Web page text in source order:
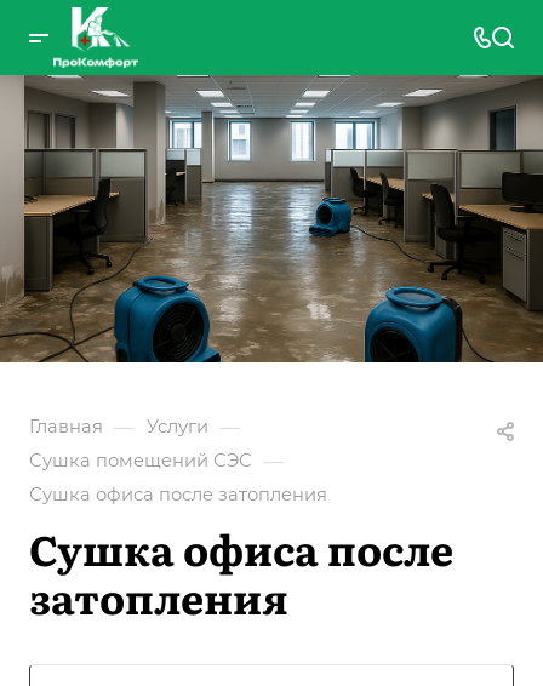
Главная — Услуги —
Сушка помещений СЭС —
Сушка офиса после затопления
Сушка офиса после
затопления